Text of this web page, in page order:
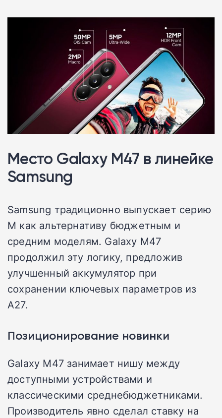
Место Galaxy M47 в линейке
Samsung
Samsung традиционно выпускает серию
M как альтернативу бюджетным и
средним моделям. Galaxy M47
продолжил эту логику, предложив
улучшенный аккумулятор при
сохранении ключевых параметров из
A27.
Позиционирование новинки
Galaxy M47 занимает нишу между
доступными устройствами и
классическими среднебюджетниками.
Производитель явно сделал ставку на